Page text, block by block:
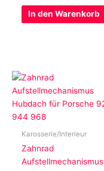
In den Warenkorb
Karosserie/Interieur
Zahnrad
Aufstellmechanismus